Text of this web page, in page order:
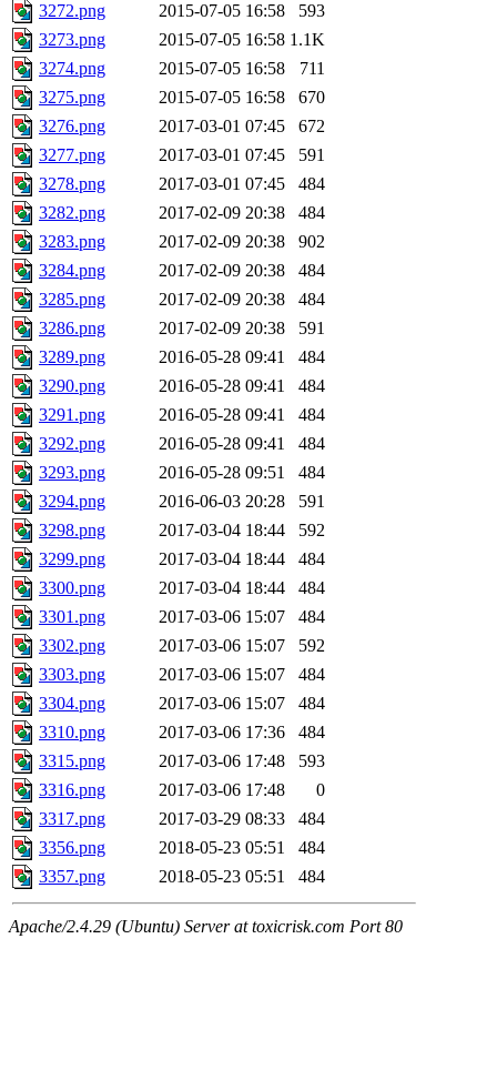
3272.png
2015-07-05 16:58
593
3273.png
2015-07-05 16:58 1.1K
3274.png
2015-07-05 16:58
711
3275.png
2015-07-05 16:58
670
3276.png
2017-03-01 07:45
672
3277.png
2017-03-01 07:45
591
3278.png
2017-03-01 07:45
484
3282.png
2017-02-09 20:38
484
3283.png
2017-02-09 20:38
902
3284.png
2017-02-09 20:38
484
3285.png
2017-02-09 20:38
484
3286.png
2017-02-09 20:38
591
3289.png
2016-05-28 09:41
484
3290.png
2016-05-28 09:41
484
3291.png
2016-05-28 09:41
484
3292.png
2016-05-28 09:41
484
3293.png
2016-05-28 09:51
484
3294.png
2016-06-03 20:28
591
3298.png
2017-03-04 18:44
592
3299.png
2017-03-04 18:44
484
3300.png
2017-03-04 18:44
484
3301.png
2017-03-06 15:07
484
3302.png
2017-03-06 15:07
592
3303.png
2017-03-06 15:07
484
3304.png
2017-03-06 15:07
484
3310.png
2017-03-06 17:36
484
3315.png
2017-03-06 17:48
593
3316.png
2017-03-06 17:48
0
3317.png
2017-03-29 08:33
484
3356.png
2018-05-23 05:51
484
3357.png
2018-05-23 05:51 484
Apache/2.4.29 (Ubuntu) Server at toxicrisk.com Port 80